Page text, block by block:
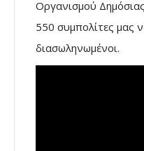
Οργανισμού
550 συμπολίτες μας
διασωληνωμένοι.